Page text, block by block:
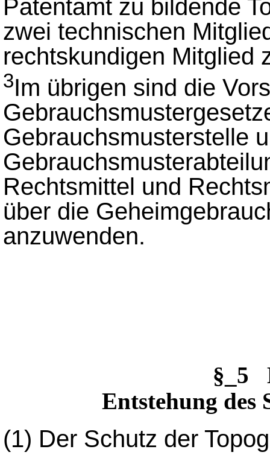
Patentamt zu bildende
zwei technischen
rechtskundigen Mitglied
3Im übrigen sind die
Gebrauchsmusterstelle
Rechtsmittel und
über die
anzuwenden.
§_5
Entstehung des
(1) Der Schutz der